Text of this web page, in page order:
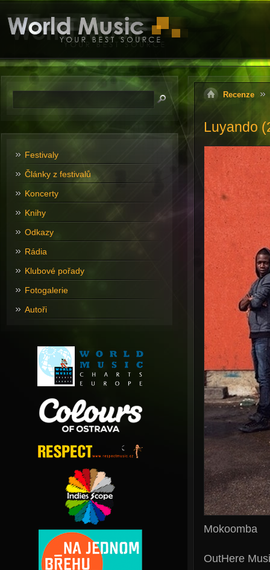
Recenze
Luyando
Mokoomba
OutHere
Festivaly
Články z festivalů
Koncerty
Knihy
Odkazy
Rádia
Klubové pořady
Fotogalerie
Autoři